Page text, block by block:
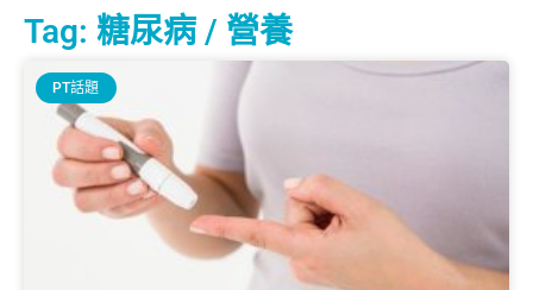
Tag: 糖尿病 / 營養
PT話題